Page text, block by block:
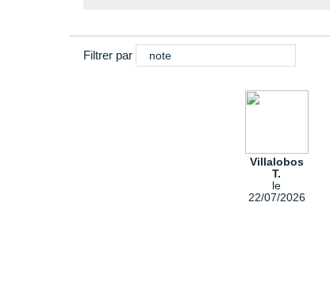
Filtrer par note
Villalobos
T.
le
22/07/2026